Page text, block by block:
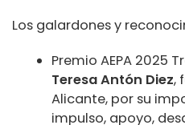
Los galardones y
Premio AEPA 2025
Teresa Antón Diez,
Alicante, por su
impulso, apoyo,